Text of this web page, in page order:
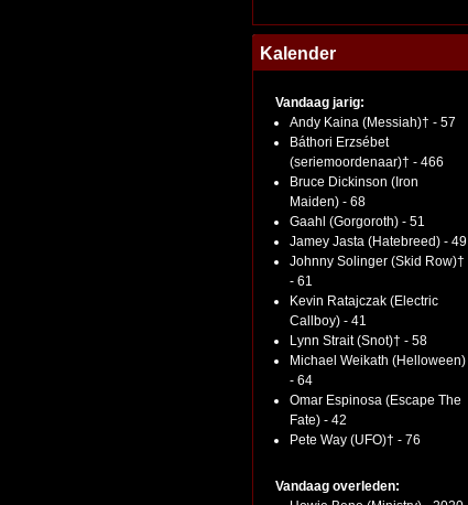
Kalender
Vandaag jarig:
Andy Kaina (Messiah)† - 57
Báthori Erzsébet
(seriemoordenaar)† - 466
Bruce Dickinson (Iron
Maiden) - 68
Gaahl (Gorgoroth) - 51
Jamey Jasta (Hatebreed) - 49
Johnny Solinger (Skid Row)†
- 61
Kevin Ratajczak (Electric
Callboy) - 41
Lynn Strait (Snot)† - 58
Michael Weikath (Helloween)
- 64
Omar Espinosa (Escape The
Fate) - 42
Pete Way (UFO)† - 76
Vandaag overleden: